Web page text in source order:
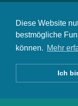
Diese Website
bestmögliche
können. Mehr
Ich